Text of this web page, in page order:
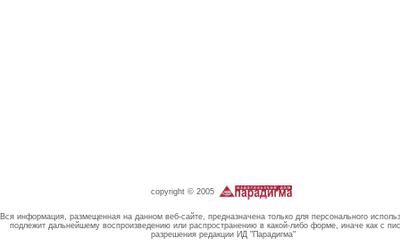
copyright © 2005
Вся информация, размещенная на данном веб-сайте, предназначена только для персонального
подлежит дальнейшему воспроизведению или распространению в какой-либо форме, иначе как с
разрешения редакции ИД "Парадигма"